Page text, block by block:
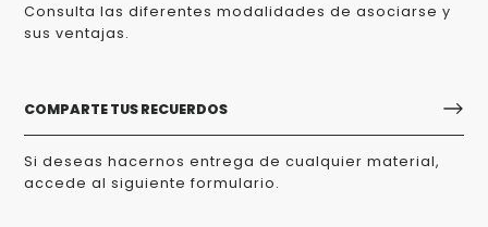
Consulta las diferentes modalidades de asociarse y
sus ventajas.
COMPARTE TUS RECUERDOS
Si deseas hacernos entrega de cualquier material,
accede al siguiente formulario.